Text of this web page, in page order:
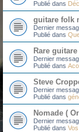
Publié dans
guitare folk
Dernier
Publié dans
Rare
Dernier
Publié dans
Steve
Dernier
Publié dans
Nomade (
Dernier
Publié dans